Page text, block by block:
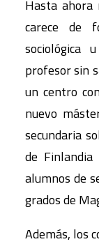
Hasta ahora
carece de
sociológica
profesor sin
un centro
nuevo
secundaria
de
alumnos de
grados de
Además, los